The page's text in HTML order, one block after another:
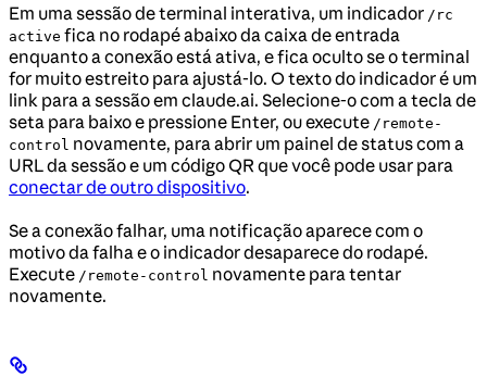
Em uma sessão de terminal interativa, um indicador /rc
active fica no rodapé abaixo da caixa de entrada
enquanto a conexão está ativa, e fica oculto se o terminal
for muito estreito para ajustá-lo. O texto do indicador é um
link para a sessão em claude.ai. Selecione-o com a tecla de
seta para baixo e pressione Enter, ou execute /remote-
control novamente, para abrir um painel de status com a
URL da sessão e um código QR que você pode usar para
conectar de outro dispositivo.
Se a conexão falhar, uma notificação aparece com o
motivo da falha e o indicador desaparece do rodapé.
Execute /remote-control novamente para tentar
novamente.